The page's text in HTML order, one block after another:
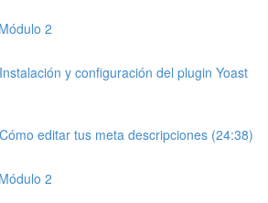
2
y configuración del plugin Yoast
editar tus meta descripciones (24:38)
2